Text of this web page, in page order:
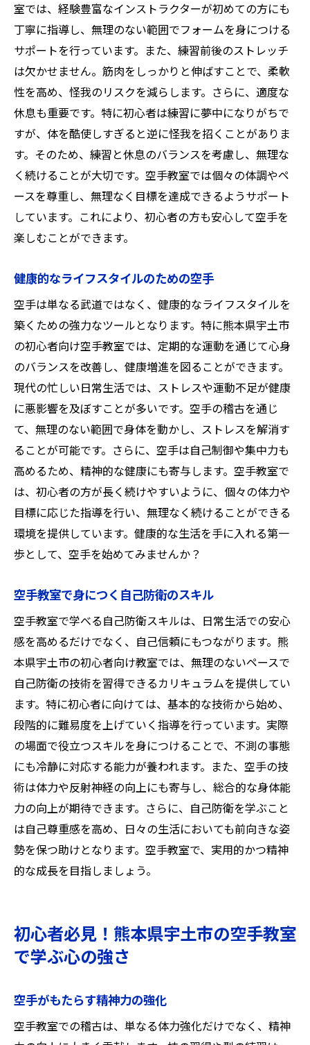
室では、経験豊富なインストラクターが初めての方にも
丁寧に指導し、無理のない範囲でフォームを身につける
サポートを行っています。また、練習前後のストレッチ
は欠かせません。筋肉をしっかりと伸ばすことで、柔軟
性を高め、怪我のリスクを減らします。さらに、適度な
休息も重要です。特に初心者は練習に夢中になりがちで
すが、体を酷使しすぎると逆に怪我を招くことがありま
す。そのため、練習と休息のバランスを考慮し、無理な
く続けることが大切です。空手教室では個々の体調やペ
ースを尊重し、無理なく目標を達成できるようサポート
しています。これにより、初心者の方も安心して空手を
楽しむことができます。
健康的なライフスタイルのための空手
空手は単なる武道ではなく、健康的なライフスタイルを
築くための強力なツールとなります。特に熊本県宇土市
の初心者向け空手教室では、定期的な運動を通じて心身
のバランスを改善し、健康増進を図ることができます。
現代の忙しい日常生活では、ストレスや運動不足が健康
に悪影響を及ぼすことが多いです。空手の稽古を通じ
て、無理のない範囲で身体を動かし、ストレスを解消す
ることが可能です。さらに、空手は自己制御や集中力も
高めるため、精神的な健康にも寄与します。空手教室で
は、初心者の方が長く続けやすいように、個々の体力や
目標に応じた指導を行い、無理なく続けることができる
環境を提供しています。健康的な生活を手に入れる第一
歩として、空手を始めてみませんか？
空手教室で身につく自己防衛のスキル
空手教室で学べる自己防衛スキルは、日常生活での安心
感を高めるだけでなく、自己信頼にもつながります。熊
本県宇土市の初心者向け教室では、無理のないペースで
自己防衛の技術を習得できるカリキュラムを提供してい
ます。特に初心者に向けては、基本的な技術から始め、
段階的に難易度を上げていく指導を行っています。実際
の場面で役立つスキルを身につけることで、不測の事態
にも冷静に対応する能力が養われます。また、空手の技
術は体力や反射神経の向上にも寄与し、総合的な身体能
力の向上が期待できます。さらに、自己防衛を学ぶこと
は自己尊重感を高め、日々の生活においても前向きな姿
勢を保つ助けとなります。空手教室で、実用的かつ精神
的な成長を目指しましょう。
初心者必見！熊本県宇土市の空手教室
で学ぶ心の強さ
空手がもたらす精神力の強化
空手教室での稽古は、単なる体力強化だけでなく、精神